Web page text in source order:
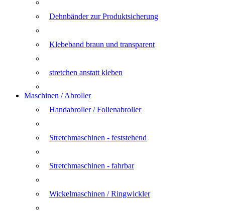
Dehnbänder zur Produktsicherung
Klebeband braun und transparent
stretchen anstatt kleben
Maschinen / Abroller
Handabroller / Folienabroller
Stretchmaschinen - feststehend
Stretchmaschinen - fahrbar
Wickelmaschinen / Ringwickler